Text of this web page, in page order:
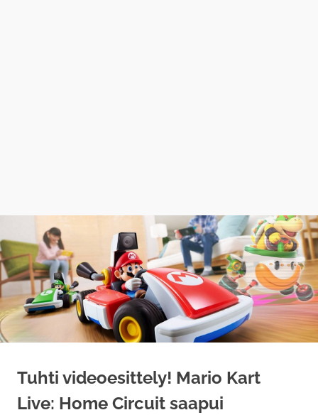
Tuhti videoesittely! Mario Kart
Live: Home Circuit saapui